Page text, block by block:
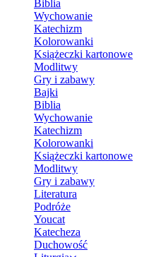
Biblia
Wychowanie
Katechizm
Kolorowanki
Książeczki kartonowe
Modlitwy
Gry i zabawy
Bajki
Biblia
Wychowanie
Katechizm
Kolorowanki
Książeczki kartonowe
Modlitwy
Gry i zabawy
Literatura
Podróże
Youcat
Katecheza
Duchowość